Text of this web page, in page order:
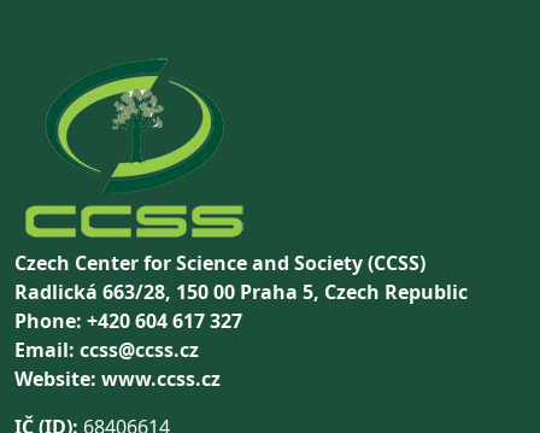
Czech Center for Science and Society (CCSS)
Radlická 663/28, 150 00 Praha 5, Czech Republic
Phone: +420 604 617 327
Email: ccss@ccss.cz
Website: www.ccss.cz
IČ (ID): 68406614